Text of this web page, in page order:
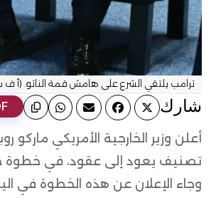
ترامب يلتقي الشرع على هامش قمة الناتو. (أ ف
ﺷﺎرك
أعلن وزير الخارجية الأمريكي ماركو
تصنيف يعود إلى عقود، في خطوة
وجاء الإعلان عن هذه الخطوة في